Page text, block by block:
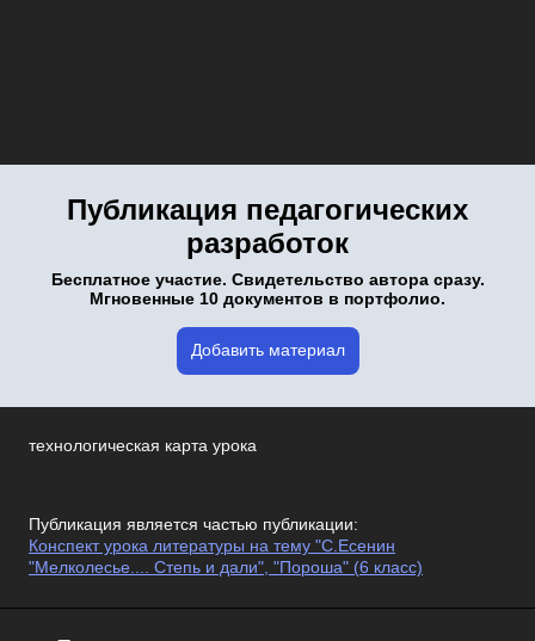
Публикация педагогических
разработок
Бесплатное участие. Свидетельство автора сразу.
Мгновенные 10 документов в портфолио.
Добавить материал
технологическая карта урока
Публикация является частью публикации:
Конспект урока литературы на тему "С.Есенин
"Мелколесье.... Степь и дали", "Пороша" (6 класс)